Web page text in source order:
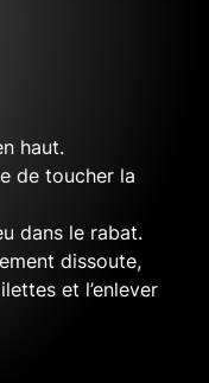
haut.
de toucher la
dans le rabat.
dissoute,
et l’enlever